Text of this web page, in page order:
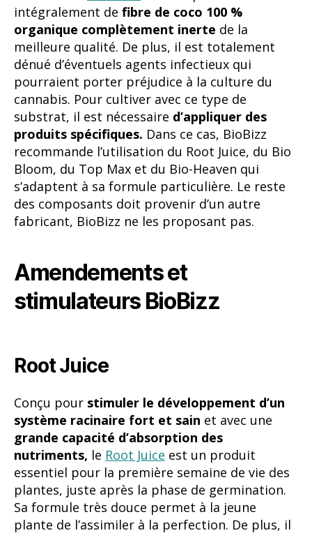
produits spécifiques. Dans ce cas, BioBizz
recommande l’utilisation du Root Juice, du Bio
Bloom, du Top Max et du Bio-Heaven qui
s’adaptent à sa formule particulière. Le reste
des composants doit provenir d’un autre
fabricant, BioBizz ne les proposant pas.
Amendements et
stimulateurs BioBizz
Root Juice
Conçu pour stimuler le développement d’un
système racinaire fort et sain
grande capacité d’absorption des
plantes, juste après la phase de germination.
Sa formule très douce permet à la jeune
plante de l’assimiler à la perfection. De plus, il
est parfait à appliquer après chaque
rempotageet sur les plantes stressées ou
malades.Il peut être utilisé dans les cultures
en terre, hydroponie, aéroponie et coco.